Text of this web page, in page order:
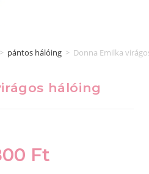
> pántos hálóing > Donna Emilka
hálóing
Ft